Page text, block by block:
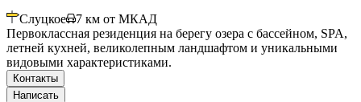
Слуцкое 7 км от МКАД
Первоклассная резиденция на берегу озера с бассейном, SPA,
летней кухней, великолепным ландшафтом и уникальными
видовыми характеристиками.
Контакты
Написать